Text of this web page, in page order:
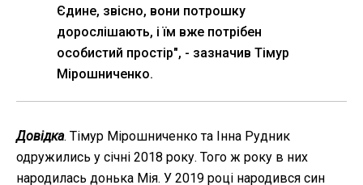
Єдине, звісно, вони потрошку
дорослішають, і їм вже потрібен
особистий простір", - зазначив Тімур
Мірошниченко.
Довідка. Тімур Мірошниченко та Інна Рудник
одружились у січні 2018 року. Того ж року в них
народилась донька Мія. У 2019 році народився син